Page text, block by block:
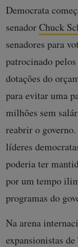
Democrata
senadorChuck
senadores para
patrocinado
dotações do
para evitar uma
milhões sem
reabrir o
líderes
poderia ter
por um tempo
programas do
Na arena
expansionistas